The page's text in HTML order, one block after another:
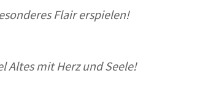
Flair erspielen!
Altes mit Herz und Seele!